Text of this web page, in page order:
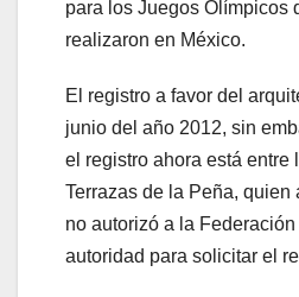
para los Juegos Olímpicos
realizaron en México.
El registro a favor del
junio del año 2012, sin
el registro ahora está entre
Terrazas de la Peña, quien
no autorizó a la
autoridad para solicitar el